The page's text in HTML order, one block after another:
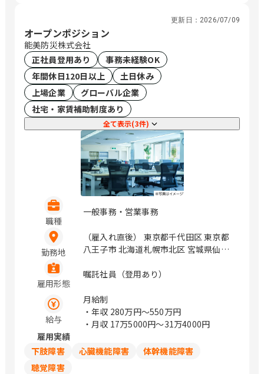
神奈川県横浜市西区みなとみらい4-4-5
（横浜アイマークプレイス4階） 神奈川
県海老名市めぐみ町2番2号 （ViNA
GARDENS OFFICE 14階） 神奈川県藤沢
市辻堂神台2-2-1 （アイクロス湘南9
階） 新潟県新潟市中央区上所中1-7-23
石川県金沢市鞍月4丁目125 山梨県甲府
市上石田3-6-38 長野県松本市渚二丁目4
番31号（2F） 岐阜県岐阜市市橋3丁目4
番8号 静岡県静岡市駿河区稲川二丁目1-
1 （伊伝静岡駅南ビル6F） 愛知県名古
屋市中区栄3-18-1 （ナディアパークビ
ジネスセンタービル16F） 愛知県名古屋
市中区栄3-18-1 （ナディアパークビジ
ネスセンタービル16F） 愛知県豊橋市曙
11番地5 （第一生命・三井住友海上岡崎
号 （近江伊吹館 1階） 滋賀県彦根市大
東町14番25号 （上野第Ⅶビル 3階） 京
358番地 （アーバネックス御池ビル西館
津川市兜台6丁目6－4 （総合住宅研究所
内） 大阪府大阪市北区大淀中1－1－30
（梅田スカイビルタワーウエスト34階）
市新町一丁目10番1号 （レジデンス櫂枚
更新日： 2026/07/09
オープンポジション
能美防災株式会社
正社員登用あり
事務未経験OK
年間休日120日以上
土日休み
上場企業
グローバル企業
社宅・家賃補助制度あり
全て表示(3件)
職種
一般事務・営業事務
勤務地
（雇入れ直後） 東京都千代田区 東京都
八王子市 北海道札幌市北区 宮城県仙台
屋市中村区 石川県金沢市 茨城県水戸市
央区 神奈川県横浜市西区 大阪府吹田市
広島県広島市東区 福岡県福岡市中央区
（変更の範囲）会社の指定する場所
雇用形態
嘱託社員（登用あり）
給与
月給制
・年収 280万円〜550万円
・月収 17万5000円〜31万4000円
雇用実績
下肢障害
心臓機能障害
体幹機能障害
聴覚障害